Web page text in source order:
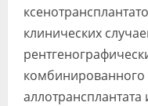
клинических
аллотрансплантата